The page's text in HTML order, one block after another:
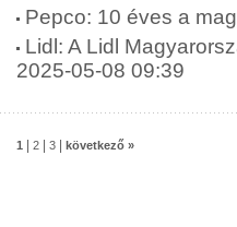
Pepco: 10 éves a
Lidl: A Lidl
2025-05-08 09:39
1 2 3 következő »